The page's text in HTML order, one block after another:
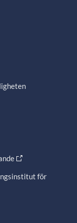
för